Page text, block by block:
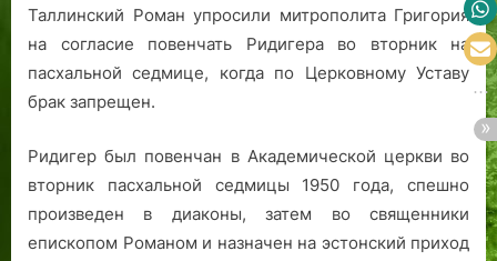
Таллинский Роман упросили митрополита Григория
на согласие повенчать Ридигера во вторник на
пасхальной седмице, когда по Церковному Уставу
брак запрещен.
Ридигер был повенчан в Академической церкви во
вторник пасхальной седмицы 1950 года, спешно
произведен в диаконы, затем во священники
епископом Романом и назначен на эстонский приход